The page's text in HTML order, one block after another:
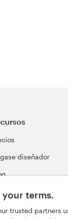
your terms.
trusted partners
diseñador